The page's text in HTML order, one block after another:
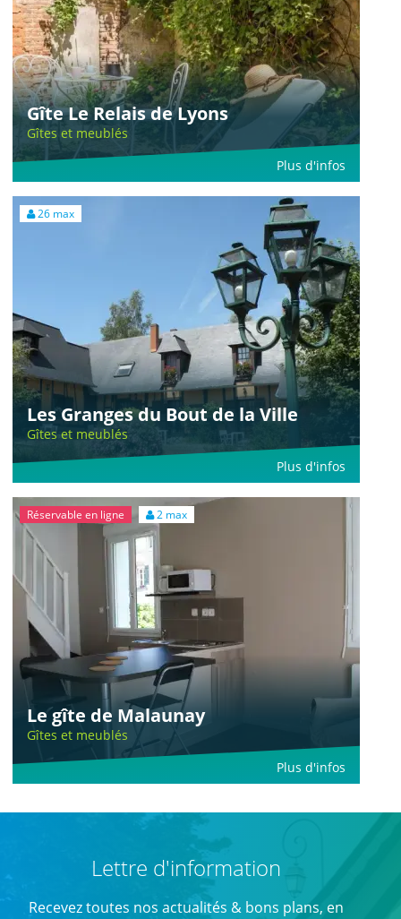
Gîte Le Relais de Lyons
Gîtes et meublés
Plus d'infos
26 max
Les Granges du Bout de la Ville
Gîtes et meublés
Plus d'infos
Réservable en ligne 2 max
Le gîte de Malaunay
Gîtes et meublés
Plus d'infos
Lettre d'information
Recevez toutes nos actualités & bons plans, en